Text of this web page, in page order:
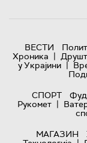
ВЕСТИ
Хроника |
у Украјини |
СПОРТ
Рукомет |
МАГАЗИН